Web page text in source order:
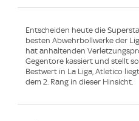
Entscheiden heute die
besten Abwehrbollwerke der
hat anhaltenden
Gegentore kassiert und stellt
Bestwert in La Liga, Atletico
dem 2. Rang in dieser Hinsicht.